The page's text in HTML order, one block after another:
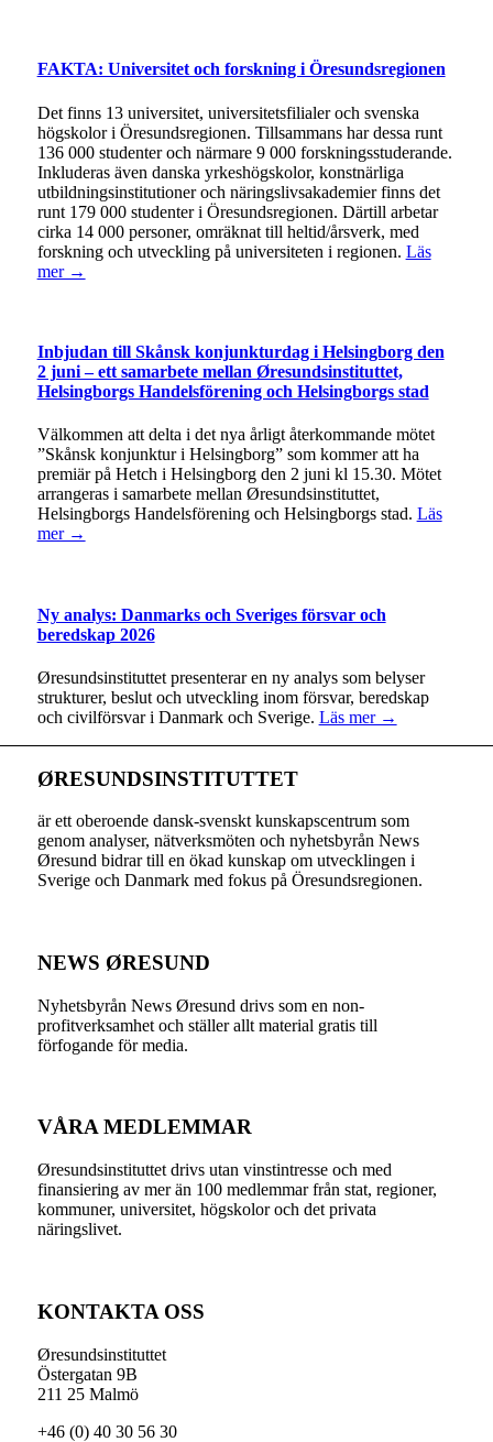
FAKTA: Universitet och forskning i Öresundsregionen
Det finns 13 universitet, universitetsfilialer och svenska
högskolor i Öresundsregionen. Tillsammans har dessa runt
136 000 studenter och närmare 9 000 forskningsstuderande.
Inkluderas även danska yrkeshögskolor, konstnärliga
utbildningsinstitutioner och näringslivsakademier finns det
runt 179 000 studenter i Öresundsregionen. Därtill arbetar
cirka 14 000 personer, omräknat till heltid/årsverk, med
forskning och utveckling på universiteten i regionen. Läs
mer →
Inbjudan till Skånsk konjunkturdag i Helsingborg den
2 juni – ett samarbete mellan Øresundsinstituttet,
Helsingborgs Handelsförening och Helsingborgs stad
Välkommen att delta i det nya årligt återkommande mötet
”Skånsk konjunktur i Helsingborg” som kommer att ha
premiär på Hetch i Helsingborg den 2 juni kl 15.30. Mötet
arrangeras i samarbete mellan Øresundsinstituttet,
Helsingborgs Handelsförening och Helsingborgs stad. Läs
mer →
Ny analys: Danmarks och Sveriges försvar och
beredskap 2026
Øresundsinstituttet presenterar en ny analys som belyser
strukturer, beslut och utveckling inom försvar, beredskap
och civilförsvar i Danmark och Sverige. Läs mer →
ØRESUNDSINSTITUTTET
är ett oberoende dansk-svenskt kunskapscentrum som
genom analyser, nätverksmöten och nyhetsbyrån News
Øresund bidrar till en ökad kunskap om utvecklingen i
Sverige och Danmark med fokus på Öresundsregionen.
NEWS ØRESUND
Nyhetsbyrån News Øresund drivs som en non-
profitverksamhet och ställer allt material gratis till
förfogande för media.
VÅRA MEDLEMMAR
Øresundsinstituttet drivs utan vinst­intresse och med
finansiering av mer än 100 medlemmar från stat, regioner,
kommuner, universitet, högskolor och det privata
näringslivet.
KONTAKTA OSS
Øresundsinstituttet
Östergatan 9B
211 25 Malmö
+46 (0) 40 30 56 30